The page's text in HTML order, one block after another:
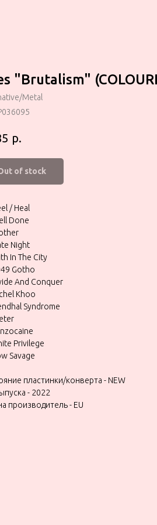
"Brutalism"
Metal
р.
of stock
/ Heal
Done
Night
In The City
Gotho
And Conquer
Khoo
Syndrome
Privilege
Savage
пластинки/конверта - NEW
- 2022
производитель - EU